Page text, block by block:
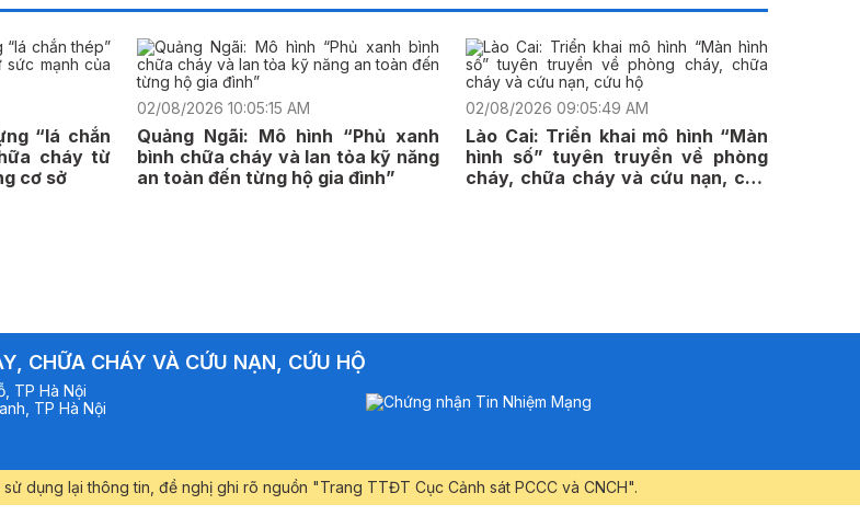
“lá chắn
cháy từ
cơ sở
02/08/2026 10:05:15 AM
Quảng Ngãi: Mô hình “Phủ xanh
bình chữa cháy và lan tỏa kỹ năng
an toàn đến từng hộ gia đình”
02/08/2026 09:05:49 AM
Lào Cai: Triển khai mô hình “Màn
hình số” tuyên truyền về phòng
cháy, chữa cháy và cứu nạn, cứu
CHỮA CHÁY VÀ CỨU NẠN, CỨU HỘ
TP Hà Nội
TP Hà Nội
dụng lại thông tin, đề nghị ghi rõ nguồn "Trang TTĐT Cục Cảnh sát PCCC và CNCH".